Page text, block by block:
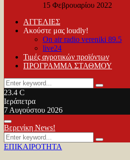
15 Φεβρουαρίου 2022
ΑΓΓΕΛΙΕΣ
Ακούστε μας loudly!
On air radio vereniki 89.5
live24
Τιμές αγροτικών προϊόντων
ΠΡΟΓΡΑΜΜΑ ΣΤΑΘΜΟΥ
Search
for:
Search
23.4 C
Ιεράπετρα
7 Αυγούστου 2026
Facebook
Twitter
Youtube
Primary
Menu
Βερενίκη News!
Search
for:
Search
ΕΠΙΚΑΙΡΟΤΗΤΑ